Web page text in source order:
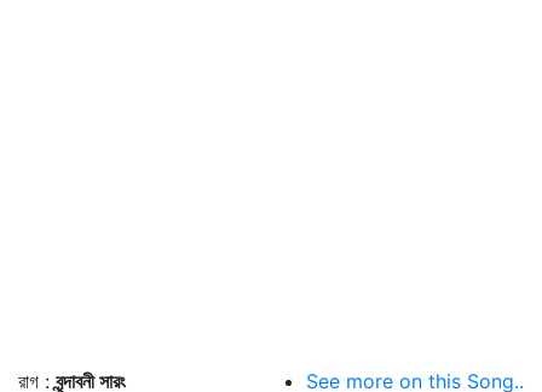
রাগ :বৃন্দাবনী সারং
See more on this Song..